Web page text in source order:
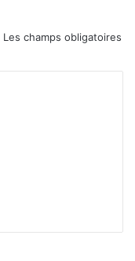
Les champs obligatoires